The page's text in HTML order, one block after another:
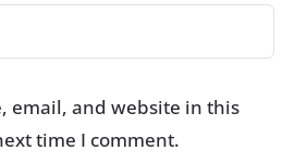
email, and website in this
time I comment.